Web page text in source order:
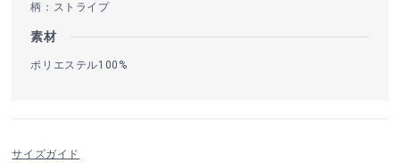
柄：ストライプ
素材
ポリエステル100%
サイズガイド